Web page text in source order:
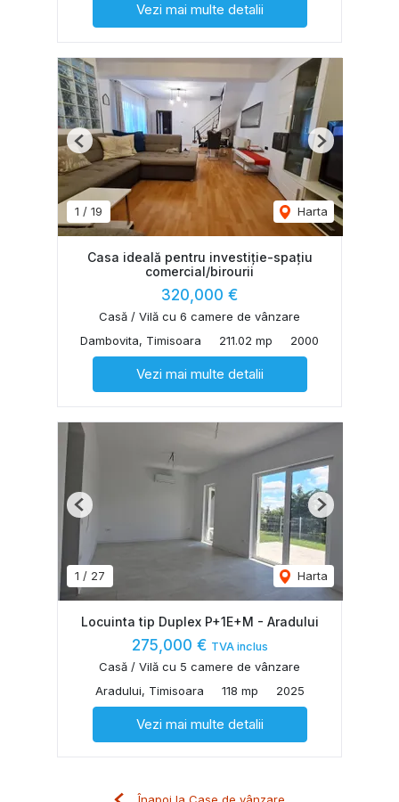
Vezi mai multe detalii
1 / 19 Harta
Previous Next
Casa ideală pentru investiție-spațiu
comercial/birourii
320,000 €
Casă / Vilă cu 6 camere de vânzare
Dambovita, Timisoara
211.02 mp 2000
Vezi mai multe detalii
1 / 27 Harta
Previous Next
Locuinta tip Duplex P+1E+M - Aradului
275,000 € TVA inclus
Casă / Vilă cu 5 camere de vânzare
Aradului, Timisoara
118 mp 2025
Vezi mai multe detalii
Înapoi la Case de vânzare